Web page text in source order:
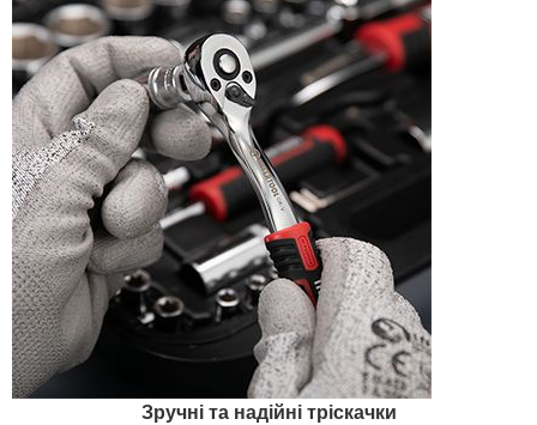
Зручні та надійні тріскачки